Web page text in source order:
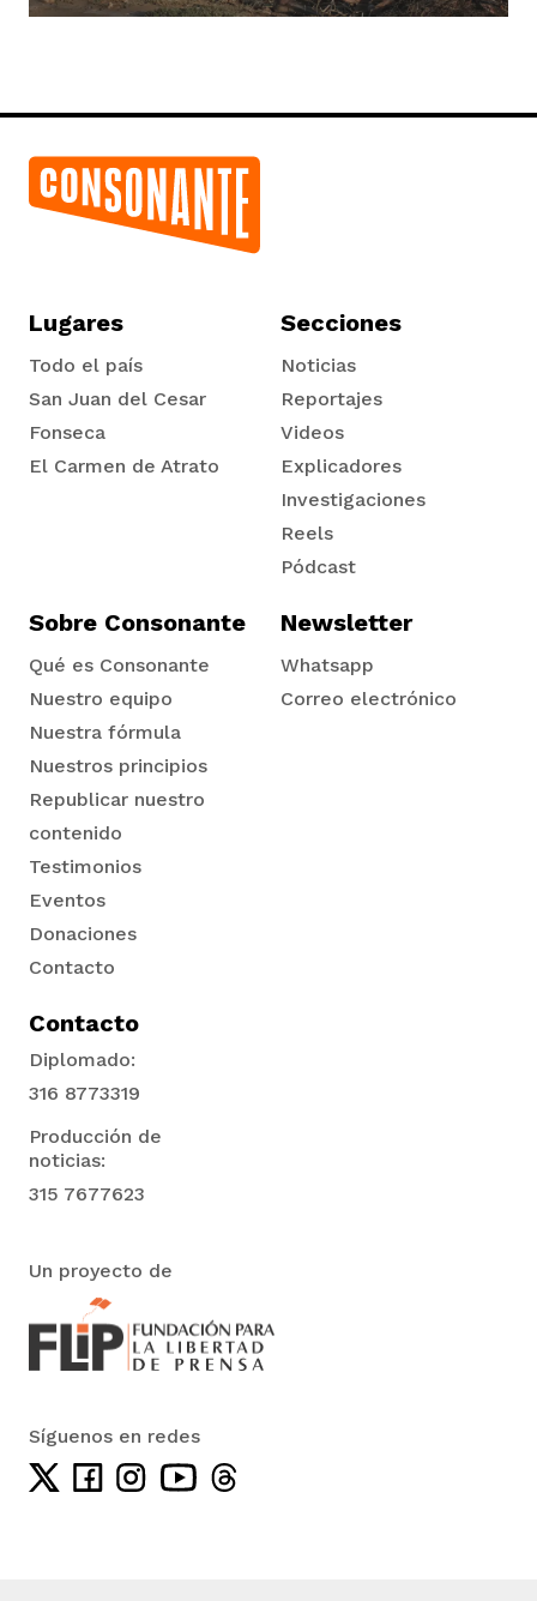
Lugares
Todo el país
San Juan del Cesar
Fonseca
El Carmen de Atrato
Secciones
Noticias
Reportajes
Videos
Explicadores
Investigaciones
Reels
Pódcast
Sobre Consonante
Qué es Consonante
Nuestro equipo
Nuestra fórmula
Nuestros principios
Republicar nuestro
contenido
Testimonios
Eventos
Donaciones
Contacto
Newsletter
Whatsapp
Correo electrónico
Contacto
Diplomado:
316 8773319
Producción de
noticias:
315 7677623
Un proyecto de
Síguenos en redes